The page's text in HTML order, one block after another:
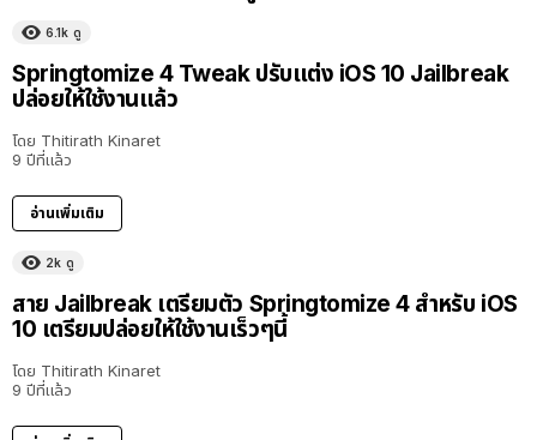
6.1k ดู
Springtomize 4 Tweak ปรับแต่ง iOS 10 Jailbreak
ปล่อยให้ใช้งานแล้ว
โดย Thitirath Kinaret
9 ปีที่แล้ว
อ่านเพิ่มเติม
2k ดู
สาย Jailbreak เตรียมตัว Springtomize 4 สำหรับ iOS
10 เตรียมปล่อยให้ใช้งานเร็วๆนี้
โดย Thitirath Kinaret
9 ปีที่แล้ว